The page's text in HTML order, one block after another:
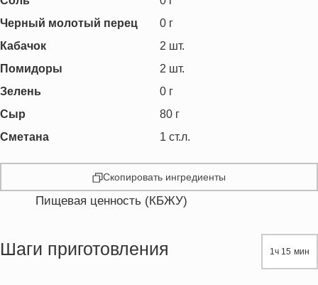
Черный молотый перец
0 г
Кабачок
2 шт.
Помидоры
2 шт.
Зелень
0 г
Сыр
80 г
Сметана
1 ст.л.
Скопировать ингредиенты
Пищевая ценность (КБЖУ)
Жиры
Шаги приготовления 1ч 15 мин